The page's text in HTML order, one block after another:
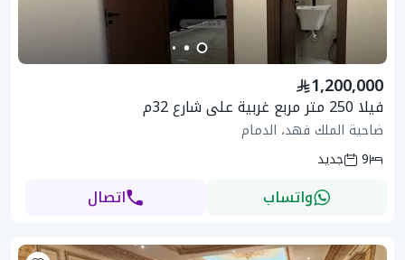
1,200,000
فيلا 250 متر مربع غربية على شارع 32م
ضاحية الملك فهد، الدمام
9
جديد
واتساب اتصال